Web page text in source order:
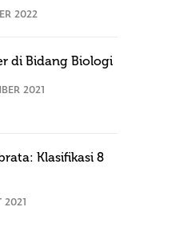
2022
di Bidang Biologi
2021
Klasifikasi 8
2021